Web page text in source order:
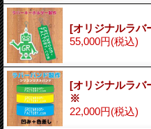
[オリジナルラバ
55,000円(税込)
[オリジナルラバ
※
22,000円(税込)